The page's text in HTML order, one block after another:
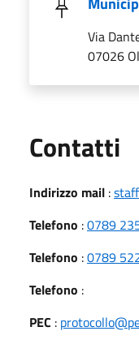
Via
07026
Contatti
Indirizzo mail :
Telefono :0789
Telefono :0789
Telefono :
PEC :